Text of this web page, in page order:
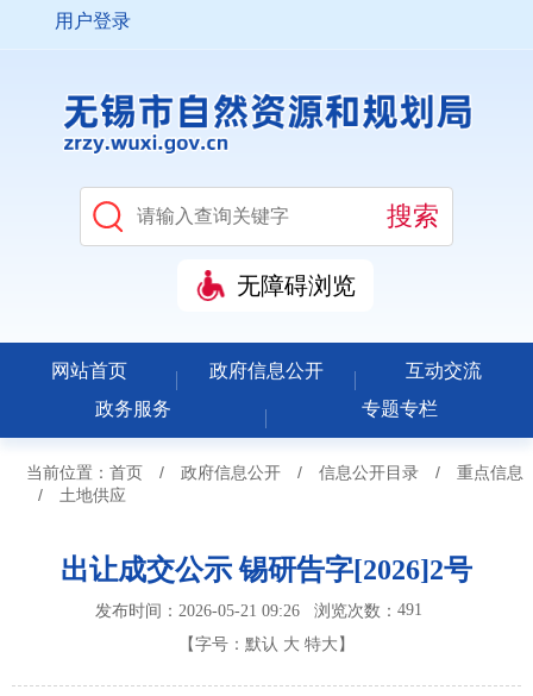
用户登录
无障碍浏览
网站首页 政府信息公开
互动交流
政务服务
专题专栏
当前位置： 首页 / 政府信息公开 / 信息公开目录 /
重点信息
/
土地供应
出让成交公示 锡研告字[2026]2号
发布时间：2026-05-21 09:26 浏览次数： 491
【字号： 默认 大 特大 】